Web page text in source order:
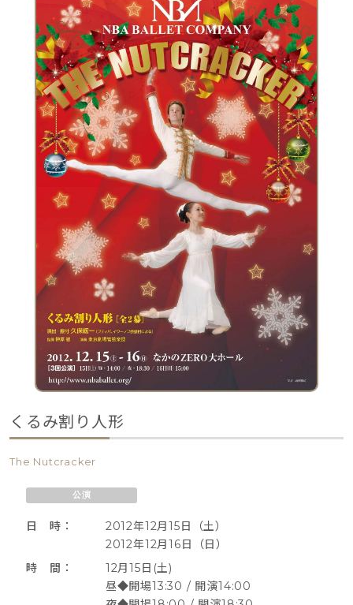
くるみ割り人形
The Nutcracker
公演
日 時：
2012年12月15日（土）
2012年12月16日（日）
時 間：
12月15日(土)
昼◆開場13:30 / 開演14:00